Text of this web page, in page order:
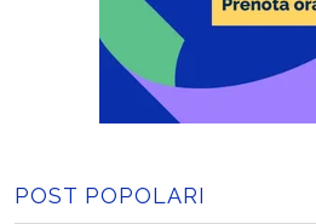
POST POPOLARI